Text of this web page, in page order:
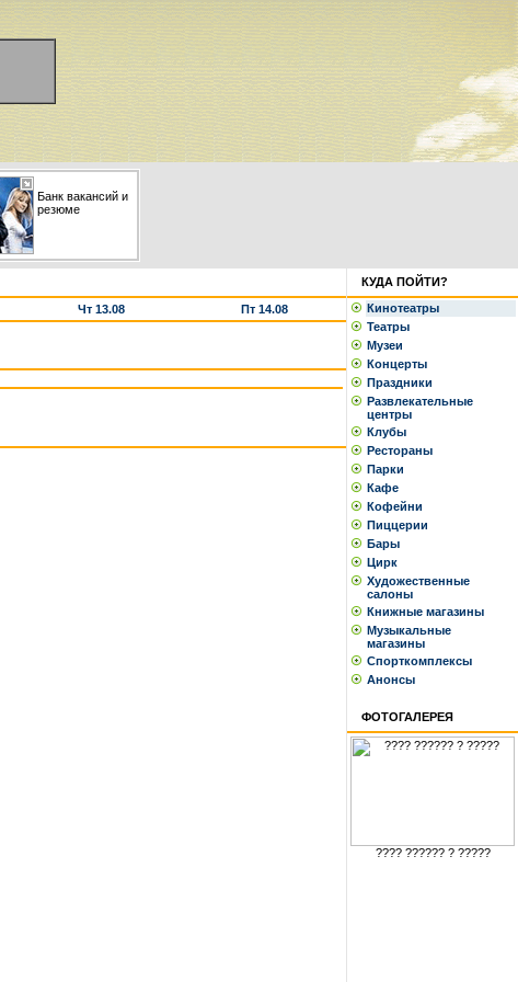
Банк вакансий и
резюме
Чт 13.08
Пт 14.08
КУДА ПОЙТИ?
Кинотеатры
Театры
Музеи
Концерты
Праздники
Развлекательные
центры
Клубы
Рестораны
Парки
Кафе
Кофейни
Пиццерии
Бары
Цирк
Художественные
салоны
Книжные магазины
Музыкальные
магазины
Спорткомплексы
Анонсы
ФОТОГАЛЕРЕЯ
???? ?????? ? ?????